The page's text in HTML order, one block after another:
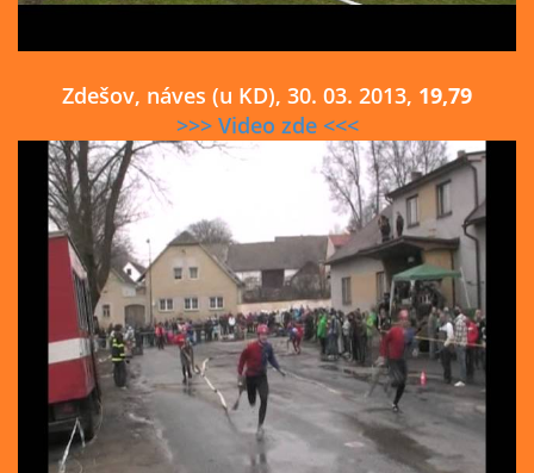
Zdešov, náves (u KD), 30. 03. 2013, 19,79
>>> Video zde <<<